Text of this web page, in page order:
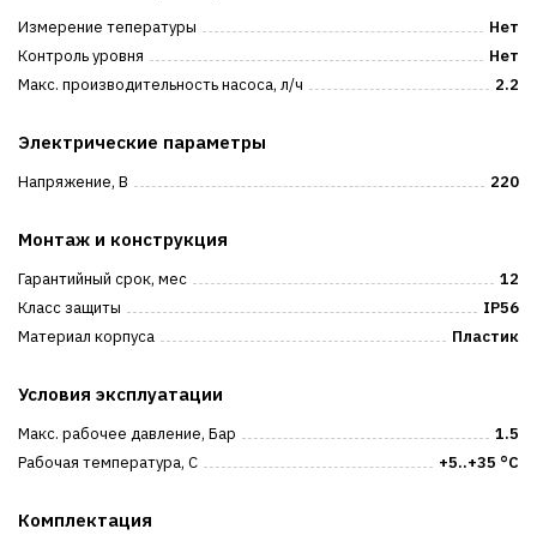
Измерение тепературы
Нет
Контроль уровня
Нет
Макс. производительность насоса, л/ч
2.2
Электрические параметры
Напряжение, В 220
Монтаж и конструкция
Гарантийный срок, мес
12
Класс защиты
IP56
Материал корпуса
Пластик
Условия эксплуатации
Макс. рабочее давление, Бар
1.5
Рабочая температура, С
+5..+35 °C
Комплектация